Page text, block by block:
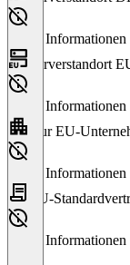
Keine
Serverstandort
Keine
Nur EU-
Keine
EU-
Keine